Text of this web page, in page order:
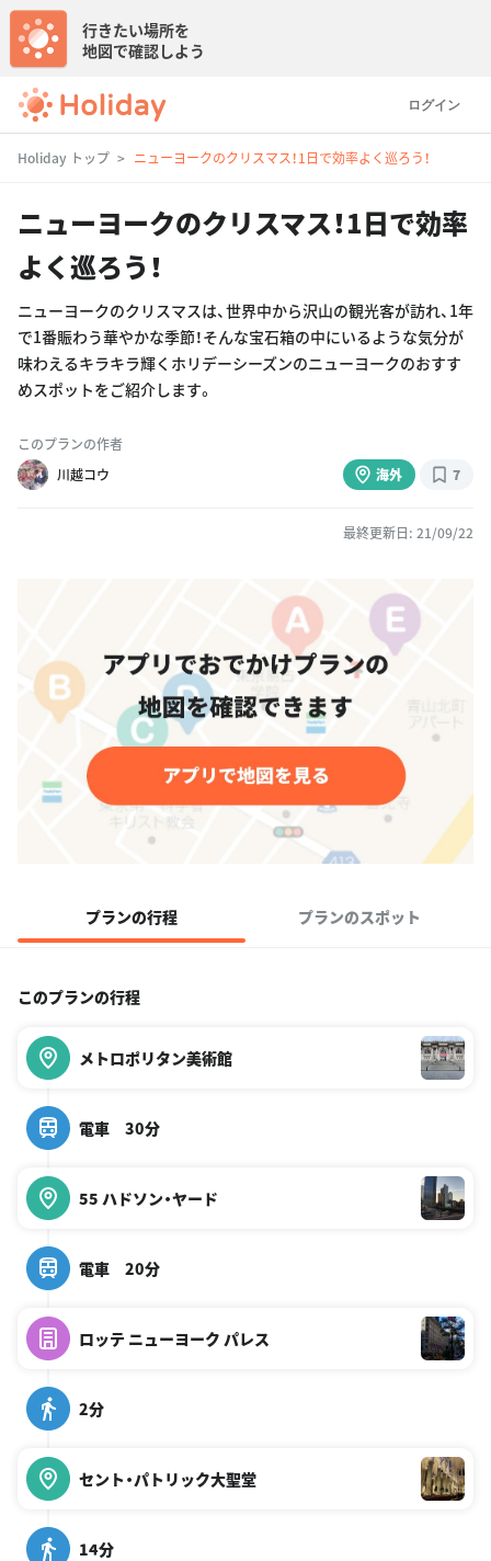
ログイン
行きたい場所を
地図で確認しよう
Holiday トップ ニューヨークのクリスマス！1日で効率よく巡ろう！
ニューヨークのクリスマス！1日で効率
よく巡ろう！
ニューヨークのクリスマスは、世界中から沢山の観光客が訪れ、1年
で1番賑わう華やかな季節！そんな宝石箱の中にいるような気分が
味わえるキラキラ輝くホリデーシーズンのニューヨークのおすす
めスポットをご紹介します。
このプランの作者
川越コウ
海外 7
最終更新日: 21/09/22
プランの行程 プランのスポット
このプランの行程
メトロポリタン美術館
電車 30分
55 ハドソン・ヤード
電車 20分
ロッテ ニューヨーク パレス
2分
セント・パトリック大聖堂
14分